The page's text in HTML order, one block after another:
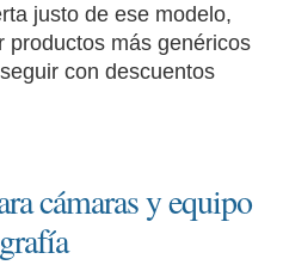
justo de ese modelo,
productos más genéricos
con descuentos
cámaras y equipo